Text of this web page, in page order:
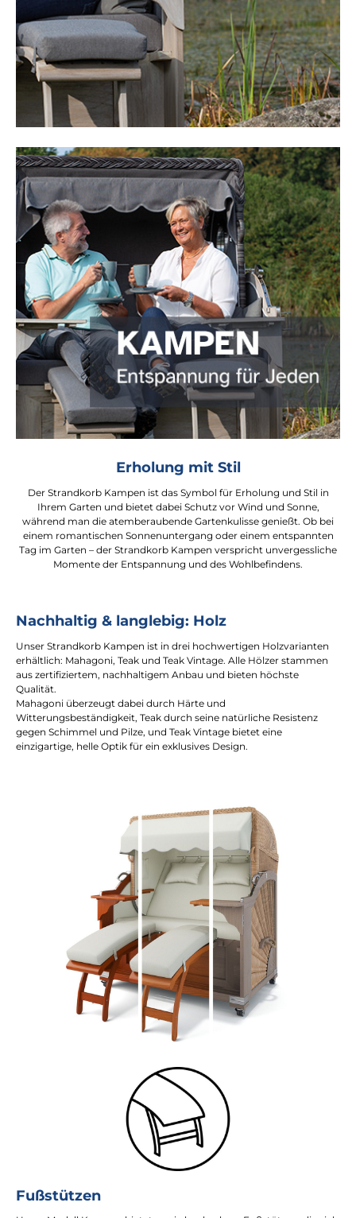
Erholung mit Stil
Der Strandkorb Kampen ist das Symbol für Erholung und Stil in
Ihrem Garten und bietet dabei Schutz vor Wind und Sonne,
während man die atemberaubende Gartenkulisse genießt. Ob bei
einem romantischen Sonnenuntergang oder einem entspannten
Tag im Garten – der Strandkorb Kampen verspricht unvergessliche
Momente der Entspannung und des Wohlbefindens.
Nachhaltig & langlebig: Holz
Unser Strandkorb Kampen ist in drei hochwertigen Holzvarianten
erhältlich: Mahagoni, Teak und Teak Vintage. Alle Hölzer stammen
aus zertifiziertem, nachhaltigem Anbau und bieten höchste
Qualität.
Mahagoni überzeugt dabei durch Härte und
Witterungsbeständigkeit, Teak durch seine natürliche Resistenz
gegen Schimmel und Pilze, und Teak Vintage bietet eine
einzigartige, helle Optik für ein exklusives Design.
Fußstützen